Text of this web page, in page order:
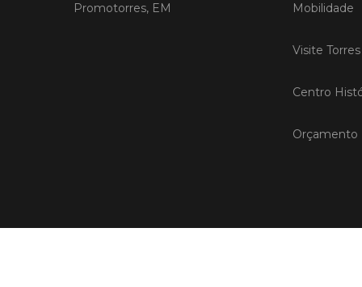
Promotorres, EM Mobilidade
Visite
Centro
Orçamento